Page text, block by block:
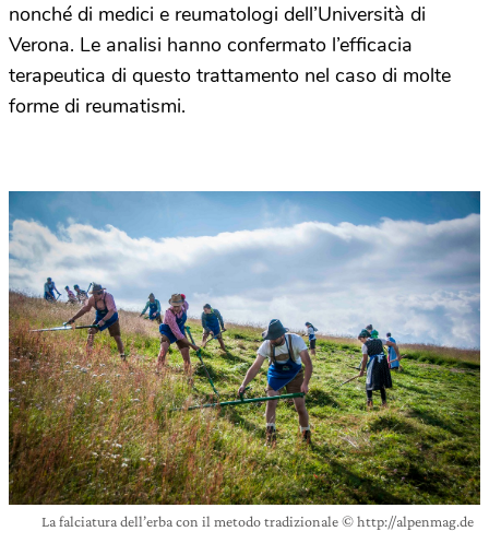
nonché di medici e reumatologi dell’Università di
Verona. Le analisi hanno confermato l’efficacia
terapeutica di questo trattamento nel caso di molte
forme di reumatismi.
La falciatura dell’erba con il metodo tradizionale © http://alpenmag.de